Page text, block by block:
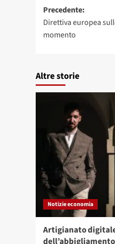
Navigazione
articolo
Precedente:
Direttiva europea
momento
Altre storie
Notizie economia
Artigianato